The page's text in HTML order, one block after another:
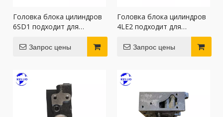
Головка блока цилиндров
6SD1 подходит для
Запрос цены
Головка блока цилиндров
4LE2 подходит для
Запрос цены